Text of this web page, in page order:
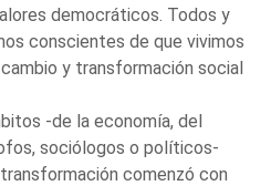
democráticos. Todos y
conscientes de que vivimos
y transformación social
-de la economía, del
sociólogos o políticos-
comenzó con